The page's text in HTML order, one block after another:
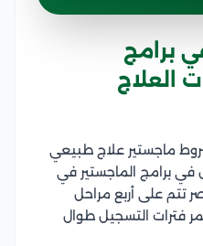
برامج
العلاج
ماجستير علاج طبيعي
برامج الماجستير في
تتم على أربع مراحل
فترات التسجيل طوال